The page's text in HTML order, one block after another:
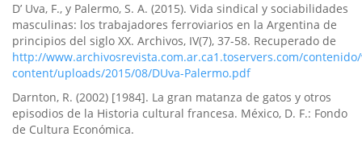
D’ Uva, F., y Palermo, S. A. (2015). Vida sindical y sociabilidades
masculinas: los trabajadores ferroviarios en la Argentina de
principios del siglo XX. Archivos, IV(7), 37-58. Recuperado de
http://www.archivosrevista.com.ar.ca1.toservers.com/
content/uploads/2015/08/DUva-Palermo.pdf
Darnton, R. (2002) [1984]. La gran matanza de gatos y otros
episodios de la Historia cultural francesa. México, D. F.: Fondo
de Cultura Económica.